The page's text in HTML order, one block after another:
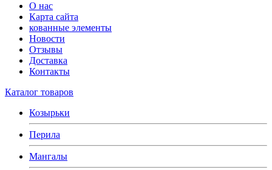
О нас
Карта сайта
кованные элементы
Новости
Отзывы
Доставка
Контакты
Каталог товаров
Козырьки
Перила
Мангалы